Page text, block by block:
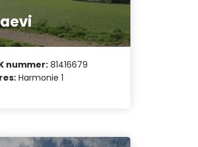
nummer:81416679
Harmonie 1